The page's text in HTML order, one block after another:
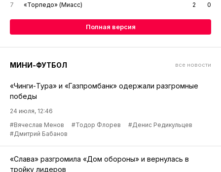
7
«Торпедо» (Миасс) 2 0
Полная версия
МИНИ-ФУТБОЛ все новости
«Чинги-Тура» и «Газпромбанк» одержали разгромные
победы
24 июля, 12:46
#Вячеслав Менов
#Тодор Флорев
#Денис Редикульцев
#Дмитрий Бабанов
«Слава» разгромила «Дом обороны» и вернулась в
тройку лидеров